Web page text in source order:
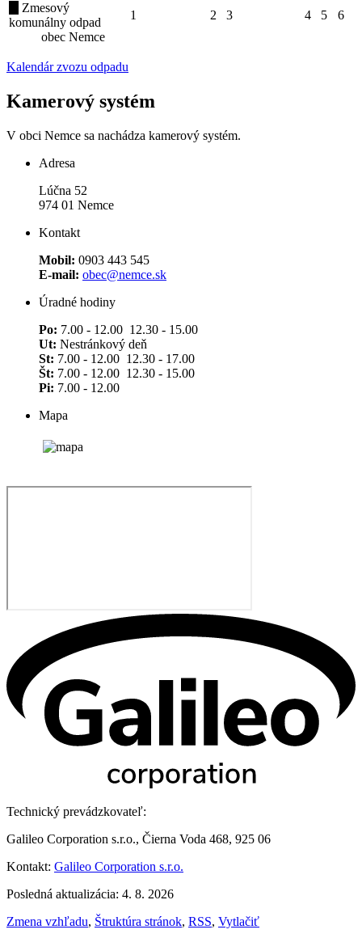
Zmesový
komunálny odpad
obec Nemce
1 2 3 4 5 6
Kalendár zvozu odpadu
Kamerový systém
V obci Nemce sa nachádza kamerový systém.
Adresa
Lúčna 52
974 01 Nemce
Kontakt
Mobil: 0903 443 545
E-mail: obec@nemce.sk
Úradné hodiny
Po: 7.00 - 12.00 12.30 - 15.00
Ut: Nestránkový deň
St: 7.00 - 12.00 12.30 - 17.00
Št: 7.00 - 12.00 12.30 - 15.00
Pi: 7.00 - 12.00
Mapa
Technický prevádzkovateľ:
Galileo Corporation s.r.o., Čierna Voda 468, 925 06
Kontakt: Galileo Corporation s.r.o.
Posledná aktualizácia: 4. 8. 2026
Zmena vzhľadu, Štruktúra stránok, RSS, Vytlačiť